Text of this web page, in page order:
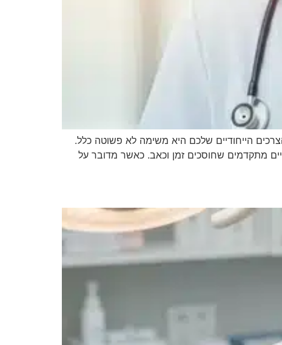
הייחודיים שלכם היא משימה לא פשוטה כלל.
מתקדמים שחוסכים זמן וכאב. כאשר מדובר על